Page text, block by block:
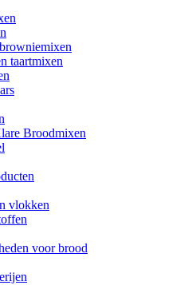
taartmixen
Broodmixen
vlokken
voor brood